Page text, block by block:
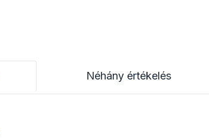
Néhány értékelés